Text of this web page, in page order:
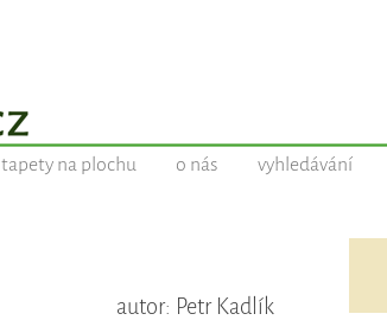
tapety na plochu o nás vyhledávání
autor: Petr Kadlík